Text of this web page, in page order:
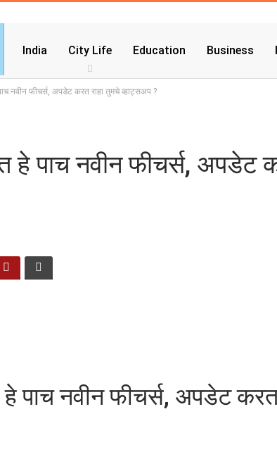
India City Life Education Business
नवीन फीचर्स, अपडेट करत राहा तुमचे व्हाट्सअप ?
पाच नवीन फीचर्स, अपडेट
पाच नवीन फीचर्स, अपडेट